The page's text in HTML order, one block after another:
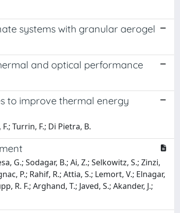
systems with granular aerogel
and optical performance
to improve thermal energy
Turrin, F.; Di Pietra, B.
G.; Sodagar, B.; Ai, Z.; Selkowitz, S.; Zinzi,
P.; Rahif, R.; Attia, S.; Lemort, V.; Elnagar,
R. F.; Arghand, T.; Javed, S.; Akander, J.;